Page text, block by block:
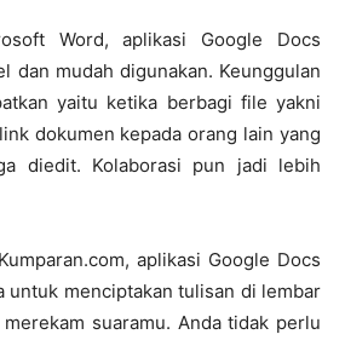
Word, aplikasi Google Docs
dan mudah digunakan. Keunggulan
yaitu ketika berbagi file yakni
dokumen kepada orang lain yang
diedit. Kolaborasi pun jadi lebih
aplikasi Google Docs
untuk menciptakan tulisan di lembar
suaramu. Anda tidak perlu